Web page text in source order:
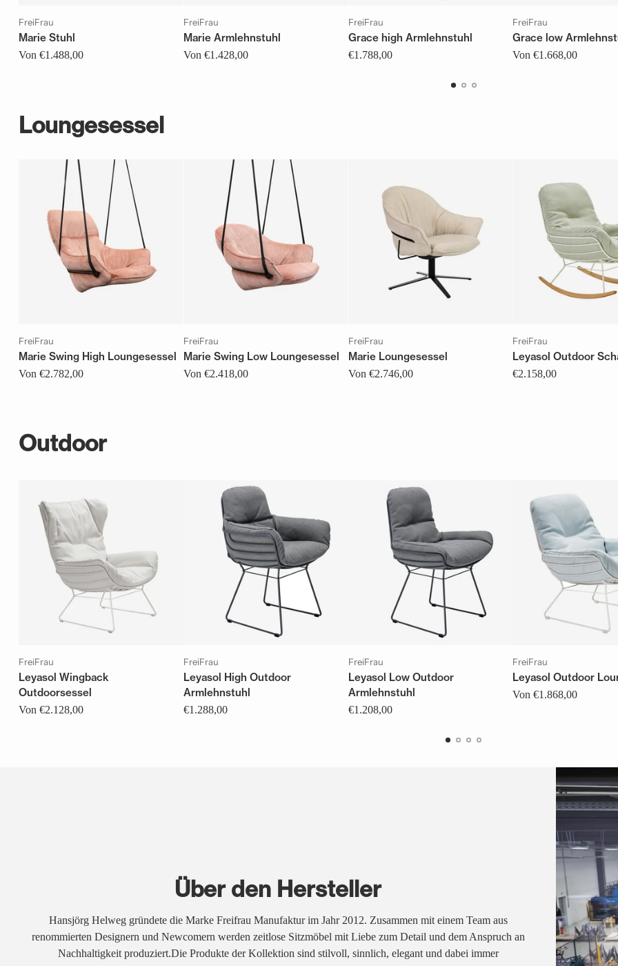
FreiFrau
Marie Stuhl
Von €1.488,00
FreiFrau
Marie Armlehnstuhl
Von €1.428,00
FreiFrau
Grace high Armlehnstuhl
€1.788,00
FreiFrau
Grace low
Von €1.668,00
Loungesessel
FreiFrau
Marie Swing High Loungesessel
Von €2.782,00
FreiFrau
Marie Swing Low Loungesessel
Von €2.418,00
FreiFrau
Marie Loungesessel
Von €2.746,00
FreiFrau
Leyasol Outdoor
€2.158,00
Outdoor
FreiFrau
Leyasol Wingback
Outdoorsessel
Von €2.128,00
FreiFrau
Leyasol High Outdoor
Armlehnstuhl
€1.288,00
FreiFrau
Leyasol Low Outdoor
Armlehnstuhl
€1.208,00
FreiFrau
Leyasol Outdoor
Von €1.868,00
Über den Hersteller
Hansjörg Helweg gründete die Marke Freifrau Manufaktur im Jahr 2012. Zusammen mit einem Team aus
renommierten Designern und Newcomern werden zeitlose Sitzmöbel mit Liebe zum Detail und dem Anspruch an
Nachhaltigkeit produziert.Die Produkte der Kollektion sind stilvoll, sinnlich, elegant und dabei immer